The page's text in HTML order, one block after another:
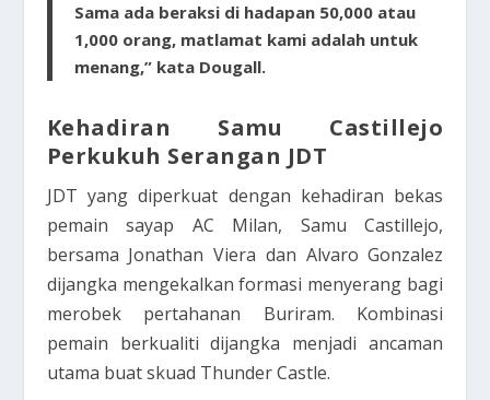
Sama ada beraksi di hadapan 50,000 atau
1,000 orang, matlamat kami adalah untuk
menang,” kata Dougall.
Kehadiran Samu Castillejo
Perkukuh Serangan JDT
JDT yang diperkuat dengan kehadiran bekas
pemain sayap AC Milan, Samu Castillejo,
bersama Jonathan Viera dan Alvaro Gonzalez
dijangka mengekalkan formasi menyerang bagi
merobek pertahanan Buriram. Kombinasi
pemain berkualiti dijangka menjadi ancaman
utama buat skuad Thunder Castle.